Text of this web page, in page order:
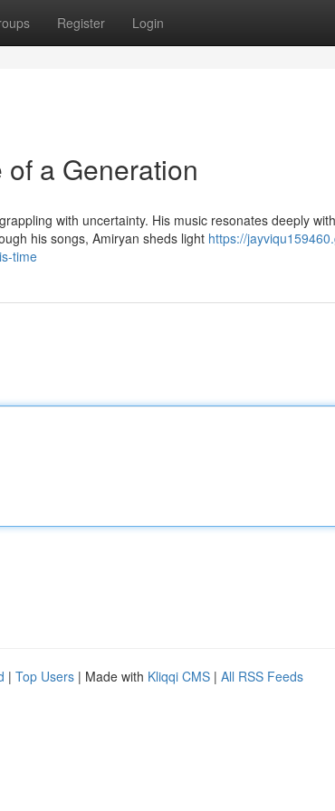
Register Login
a Generation
with uncertainty. His music resonates deeply
his songs, Amiryan sheds light https://
time
| Top Users | Made with Kliqqi CMS | All RSS Feeds